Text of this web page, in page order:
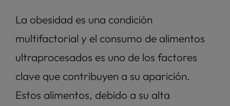
La obesidad es una condición
multifactorial y el consumo de alimentos
ultraprocesados es uno de los factores
clave que contribuyen a su aparición.
Estos alimentos, debido a su alta